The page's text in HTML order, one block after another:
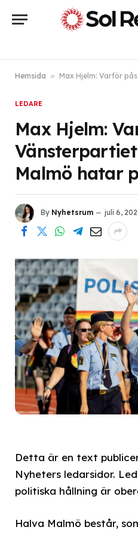
Hemsida » Max Hjelm: Varför påstår
LEDARE
Max Hjelm:
Malmö hatar
By Nyhetsrum juli 6,
Detta är en text
Nyheters ledarsidor.
politiska hållning är
Halva Malmö består,